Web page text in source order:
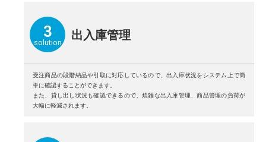
3
solution
出⼊庫管理
受注商品の段階納品や引取に対応しているので、出⼊庫状況をシステム上で簡
単に確認することができます。
また、貸し出し状況も確認できるので、煩雑な出⼊庫管理、商品管理の負荷が
⼤幅に軽減されます。